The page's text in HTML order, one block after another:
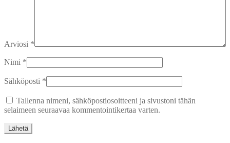
Arviosi *
Nimi *
Sähköposti *
Tallenna nimeni, sähköpostiosoitteeni ja sivustoni tähän
selaimeen seuraavaa kommentointikertaa varten.